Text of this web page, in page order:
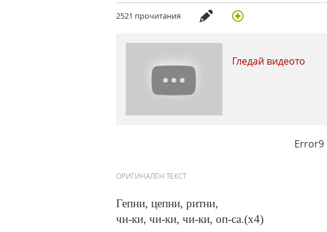
2521 прочитания
Гледай видеото
Error9
ОРИГИНАЛЕН ТЕКСТ
Гепни, цепни, ритни,
чи-ки, чи-ки, чи-ки, оп-са.(х4)